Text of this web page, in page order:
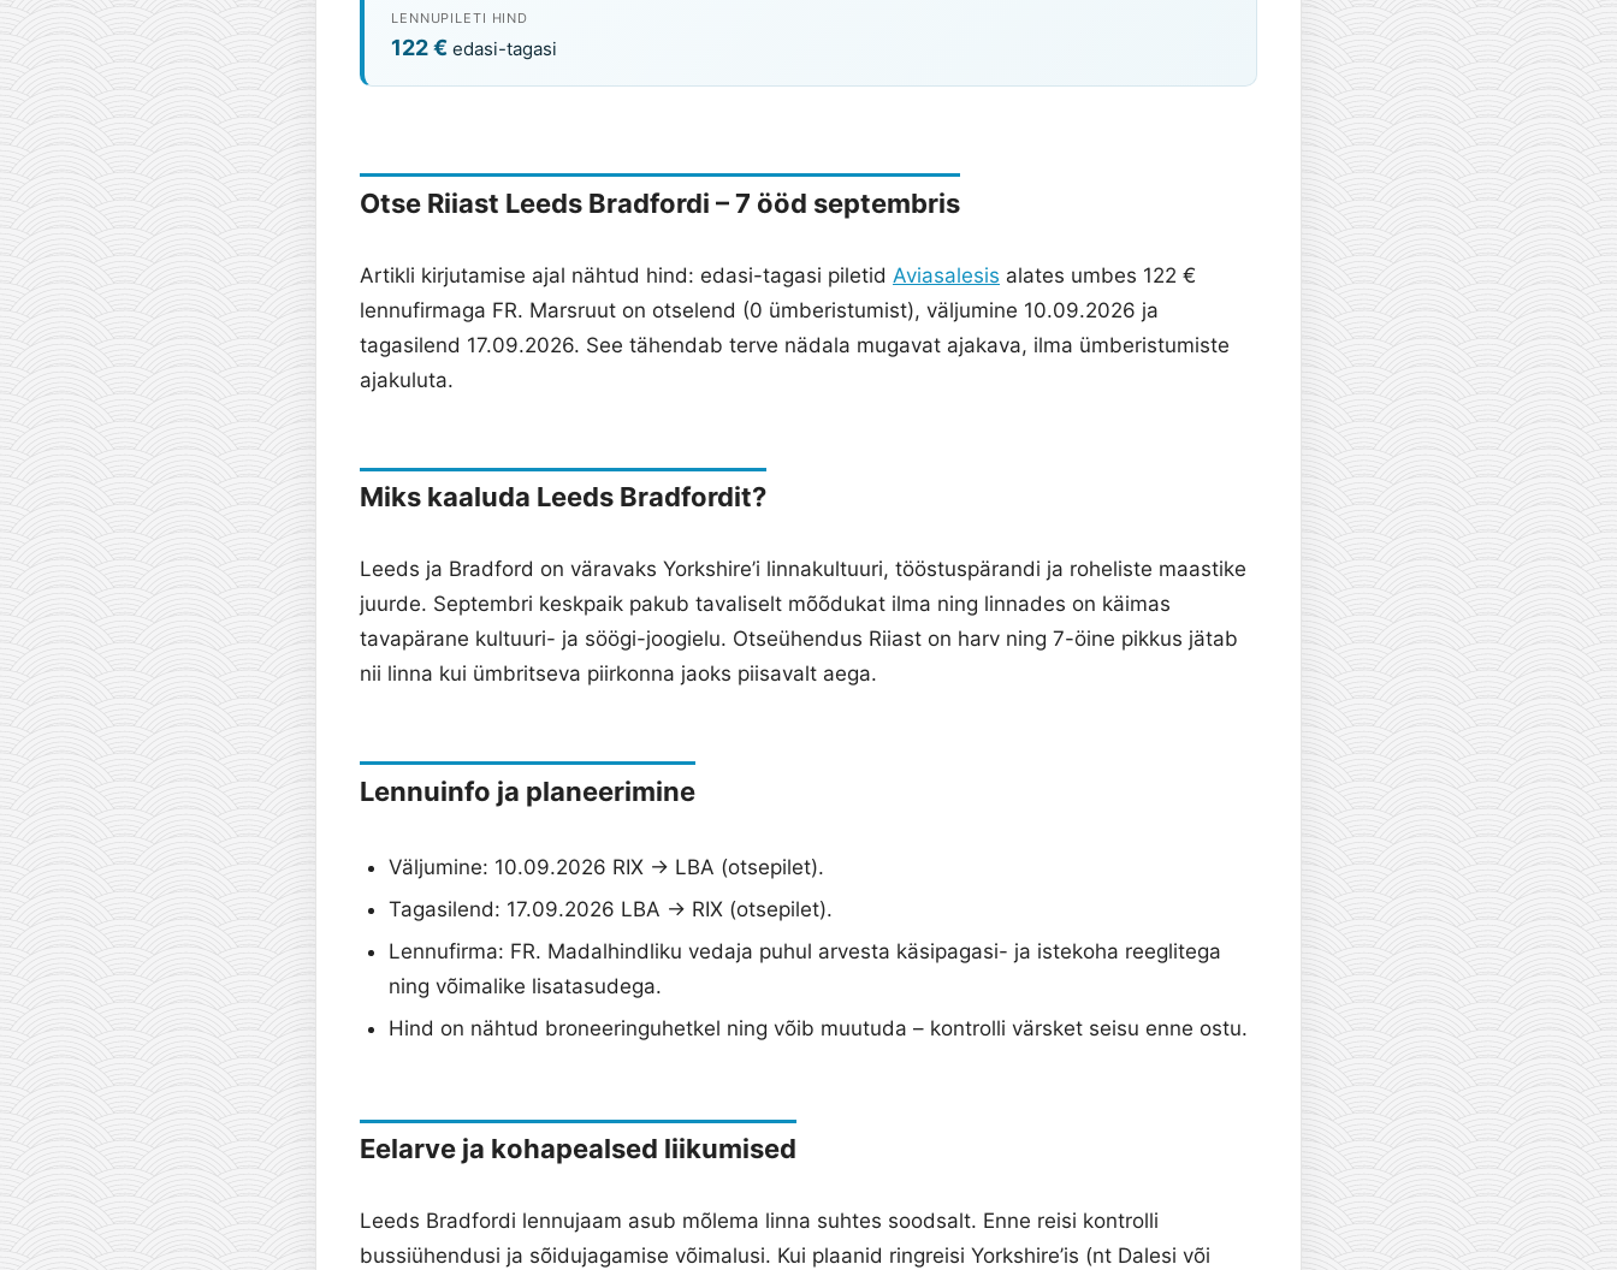
LENNUPILETI HIND
122 € edasi-tagasi
Otse Riiast Leeds Bradfordi – 7 ööd septembris
Artikli kirjutamise ajal nähtud hind: edasi-tagasi piletid Aviasalesis alates umbes 122 €
lennufirmaga FR. Marsruut on otselend (0 ümberistumist), väljumine 10.09.2026 ja
tagasilend 17.09.2026. See tähendab terve nädala mugavat ajakava, ilma ümberistumiste
ajakuluta.
Miks kaaluda Leeds Bradfordit?
Leeds ja Bradford on väravaks Yorkshire’i linnakultuuri, tööstuspärandi ja roheliste maastike
juurde. Septembri keskpaik pakub tavaliselt mõõdukat ilma ning linnades on käimas
tavapärane kultuuri- ja söögi-joogielu. Otseühendus Riiast on harv ning 7-öine pikkus jätab
nii linna kui ümbritseva piirkonna jaoks piisavalt aega.
Lennuinfo ja planeerimine
Väljumine: 10.09.2026 RIX → LBA (otsepilet).
Tagasilend: 17.09.2026 LBA → RIX (otsepilet).
Lennufirma: FR. Madalhindliku vedaja puhul arvesta käsipagasi- ja istekoha reeglitega
ning võimalike lisatasudega.
Hind on nähtud broneeringuhetkel ning võib muutuda – kontrolli värsket seisu enne ostu.
Eelarve ja kohapealsed liikumised
Leeds Bradfordi lennujaam asub mõlema linna suhtes soodsalt. Enne reisi kontrolli
bussiühendusi ja sõidujagamise võimalusi. Kui plaanid ringreisi Yorkshire’is (nt Dalesi või